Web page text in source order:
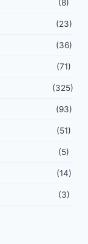
(8)
(23)
(36)
(71)
(325)
(93)
(51)
(5)
(14)
(3)